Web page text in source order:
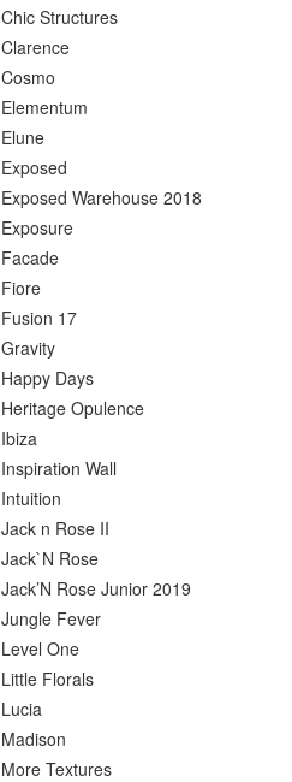
Chic Structures
Clarence
Cosmo
Elementum
Elune
Exposed
Exposed Warehouse 2018
Exposure
Facade
Fiore
Fusion 17
Gravity
Happy Days
Heritage Opulence
Ibiza
Inspiration Wall
Intuition
Jack n Rose II
Jack`N Rose
Jack’N Rose Junior 2019
Jungle Fever
Level One
Little Florals
Lucia
Madison
More Textures